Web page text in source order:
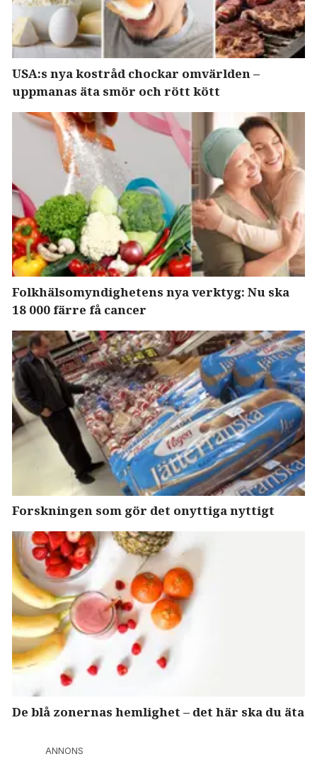
USA:s nya kostråd chockar omvärlden –
uppmanas äta smör och rött kött
Folkhälsomyndighetens nya verktyg: Nu ska
18 000 färre få cancer
Forskningen som gör det onyttiga nyttigt
De blå zonernas hemlighet – det här ska du äta
ANNONS